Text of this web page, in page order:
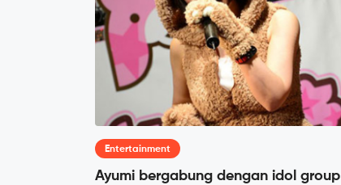
Entertainment
Ayumi bergabung dengan idol group